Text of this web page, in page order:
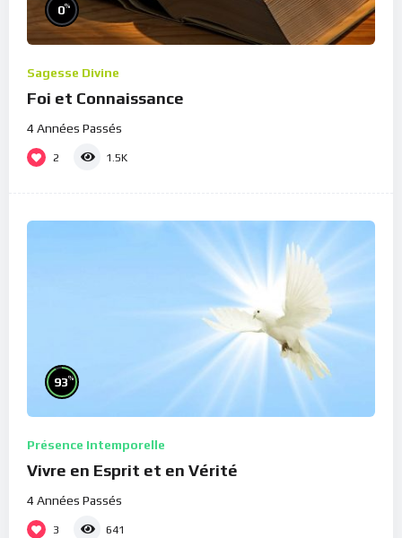
0%
Sagesse Divine
Foi et Connaissance
4 Années Passés
2 1.5K
93%
Présence Intemporelle
Vivre en Esprit et en Vérité
4 Années Passés
3 641